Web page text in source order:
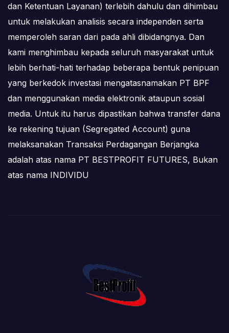
dan Ketentuan Layanan) terlebih dahulu dan dihimbau
untuk melakukan analisis secara independen serta
memperoleh saran dari pada ahli dibidangnya. Dan
kami menghimbau kepada seluruh masyarakat untuk
lebih berhati-hati terhadap beberapa bentuk penipuan
yang berkedok investasi mengatasnamakan PT BPF
dan menggunakan media elektronik ataupun sosial
media. Untuk itu harus dipastikan bahwa transfer dana
ke rekening tujuan (Segregated Account) guna
melaksanakan Transaksi Perdagangan Berjangka
adalah atas nama PT BESTPROFIT FUTURES, Bukan
atas nama INDIVIDU